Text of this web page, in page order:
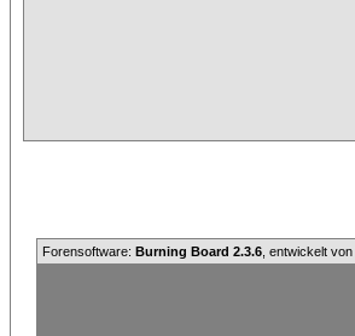
Forensoftware: Burning Board 2.3.6 , entwickelt von